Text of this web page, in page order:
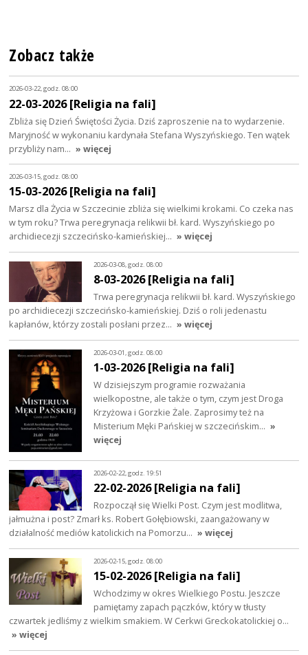
Zobacz także
2026-03-22, godz. 08:00
22-03-2026 [Religia na fali]
Zbliża się Dzień Świętości Życia. Dziś zaproszenie na to wydarzenie.
Maryjność w wykonaniu kardynała Stefana Wyszyńskiego. Ten wątek
przybliży nam… » więcej
2026-03-15, godz. 08:00
15-03-2026 [Religia na fali]
Marsz dla Życia w Szczecinie zbliża się wielkimi krokami. Co czeka nas
w tym roku? Trwa peregrynacja relikwii bł. kard. Wyszyńskiego po
archidiecezji szczecińsko-kamieńskiej… » więcej
2026-03-08, godz. 08:00
8-03-2026 [Religia na fali]
Trwa peregrynacja relikwii bł. kard. Wyszyńskiego
po archidiecezji szczecińsko-kamieńskiej. Dziś o roli jedenastu
kapłanów, którzy zostali posłani przez… » więcej
2026-03-01, godz. 08:00
1-03-2026 [Religia na fali]
W dzisiejszym programie rozważania
wielkopostne, ale także o tym, czym jest Droga
Krzyżowa i Gorzkie Żale. Zaprosimy też na
Misterium Męki Pańskiej w szczecińskim… »
więcej
2026-02-22, godz. 19:51
22-02-2026 [Religia na fali]
Rozpoczął się Wielki Post. Czym jest modlitwa,
jałmużna i post? Zmarł ks. Robert Gołębiowski, zaangażowany w
działalność mediów katolickich na Pomorzu… » więcej
2026-02-15, godz. 08:00
15-02-2026 [Religia na fali]
Wchodzimy w okres Wielkiego Postu. Jeszcze
pamiętamy zapach pączków, który w tłusty
czwartek jedliśmy z wielkim smakiem. W Cerkwi Greckokatolickiej o…
» więcej